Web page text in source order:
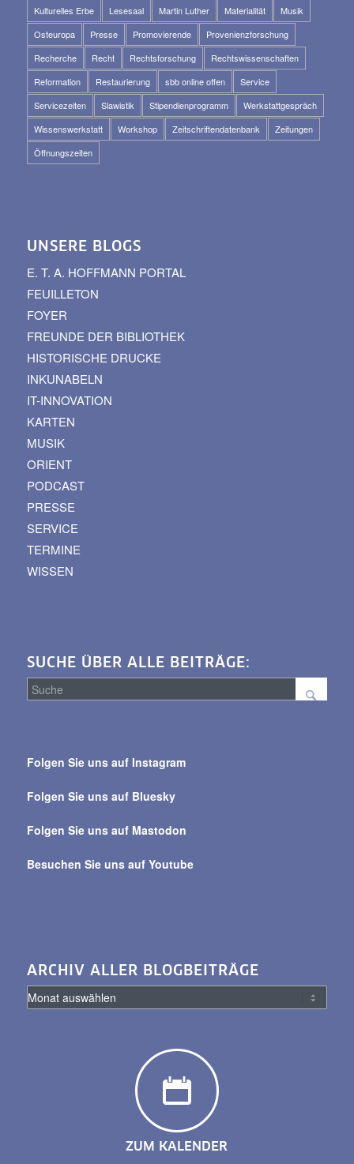
Kulturelles Erbe
Lesesaal Martin Luther Materialität
Musik
Osteuropa
Presse Promovierende
Provenienzforschung
Recherche
Recht Rechtsforschung
Rechtswissenschaften
Reformation
Restaurierung sbb online offen
Service
Servicezeiten
Slawistik Stipendienprogramm
Werkstattgespräch
Wissenswerkstatt
Workshop Zeitschriftendatenbank
Zeitungen
Öffnungszeiten
UNSERE BLOGS
E. T. A. HOFFMANN PORTAL
FEUILLETON
FOYER
FREUNDE DER BIBLIOTHEK
HISTORISCHE DRUCKE
INKUNABELN
IT-INNOVATION
KARTEN
MUSIK
ORIENT
PODCAST
PRESSE
SERVICE
TERMINE
WISSEN
SUCHE ÜBER ALLE BEITRÄGE:
alle
Folgen Sie uns auf Instagram
Folgen Sie uns auf Bluesky
Folgen Sie uns auf Mastodon
Besuchen Sie uns auf Youtube
ARCHIV ALLER BLOGBEITRÄGE
ZUM KALENDER